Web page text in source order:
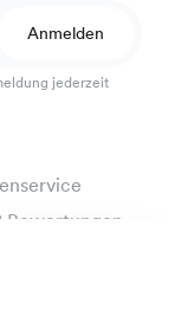
Anmelden
jederzeit
Bewertungen